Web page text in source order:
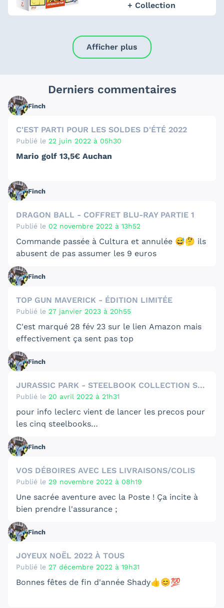
+ Collection
Afficher plus
Derniers commentaires
Finch
C'EST PARTI POUR LES SOLDES D'ÉTÉ 2022
Publié le 22 juin 2022 à 05h30
Mario golf 13,5€ Auchan
Finch
DRAGON BALL - COFFRET BLU-RAY PARTIE 1
Publié le 02 novembre 2022 à 13h52
Commande passée à Cultura et annulée 😅🤔 ils
abusent de pas assumer les 9 euros
Finch
TOP GUN MAVERICK - ÉDITION LIMITÉE
Publié le 27 janvier 2023 à 20h55
C'est marqué 28 fév 23 sur le lien Amazon mais
effectivement ça sent pas top
Finch
JURASSIC PARK - STEELBOOK COLLECTION SAGA
Publié le 20 avril 2022 à 21h31
p our info leclerc vient de lancer les precos pour
les cinq steelbooks
https://www.e.leclerc/recherche?q=Jurassic
Finch
VOS DÉBOIRES AVEC LES LIVRAISONS/COLIS
Publié le 29 novembre 2022 à 08h19
Une sacrée aventure avec la Poste ! Ça incite à
bien prendre l'assurance ;
J'ai eu le cas d'un colis envoyé pour un petit jeu
à 40 € du coté de Bordeaux , l'adresse fournie
n'avais envoyé que avec un suivi simple . J'ai dû
insister plusieurs fois auprès du service client
pour au final m'annoncer que le colis était au
expédie un colis de mettre l'adresse
d'expéditeur sur le colis et dans le colis au cas
où le litige peut amener à Libourne .
Finch
JOYEUX NOËL 2022 À TOUS
Publié le 27 décembre 2022 à 19h31
Bonnes fêtes de fin d'année Shady👍😊💯